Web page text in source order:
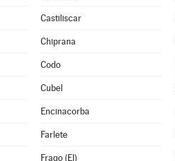
Castiliscar
Chiprana
Codo
Cubel
Encinacorba
Farlete
Frago (El)